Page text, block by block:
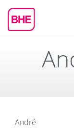
André